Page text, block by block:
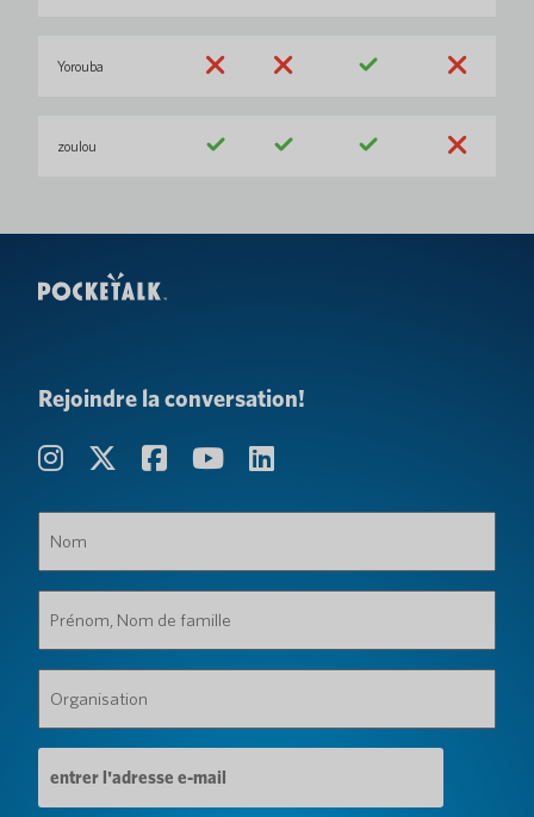
Yorouba
zoulou
Rejoindre la conversation!
(Obligatoire)
Nom
de
famille
(Obligatoire)
(Obligatoire)
Adresse
e-
mail